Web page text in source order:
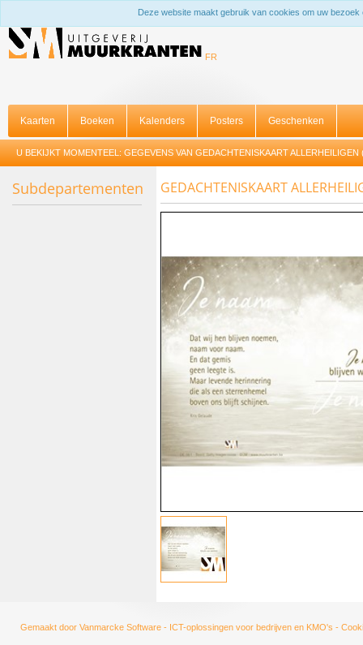
Deze website maakt gebruik van cookies om uw
FR
Kaarten Boeken Kalenders Posters Geschenken
U BEKIJKT MOMENTEEL: GEGEVENS VAN GEDACHTENISKAART ALLERHEILIGEN
Subdepartementen GEDACHTENISKAART
Gemaakt door Vanmarcke Software - ICT-oplossingen voor bedrijven en KMO's -